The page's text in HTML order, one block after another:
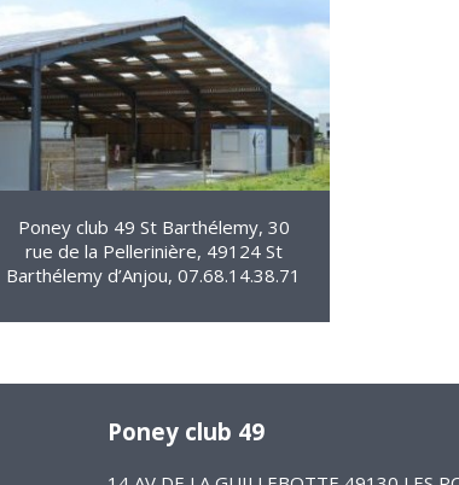
Poney club 49 St Barthélemy, 30
rue de la Pellerinière, 49124 St
Barthélemy d’Anjou, 07.68.14.38.71
Poney club 49